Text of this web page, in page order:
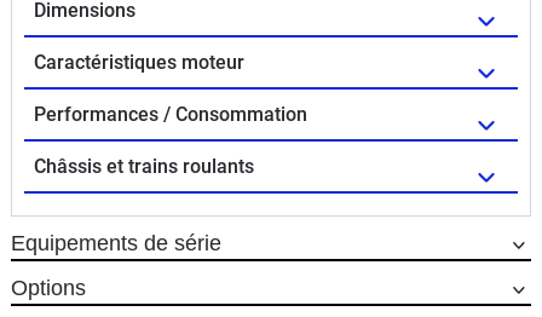
Dimensions
Caractéristiques moteur
Performances / Consommation
Châssis et trains roulants
Equipements de série
Options